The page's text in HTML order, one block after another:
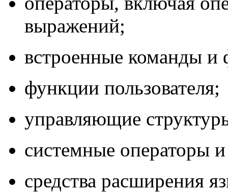
выражений;
встроенные команды и
функции пользователя;
управляющие
системные операторы
средства расширения